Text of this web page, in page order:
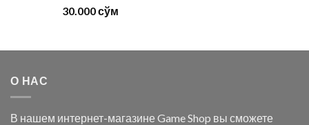
30.000сўм
О НАС
В нашем интернет-магазине Game Shop вы сможете